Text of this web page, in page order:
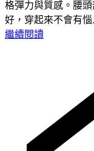
格彈力與質感。腰
好，穿起來不會有
繼續閱讀